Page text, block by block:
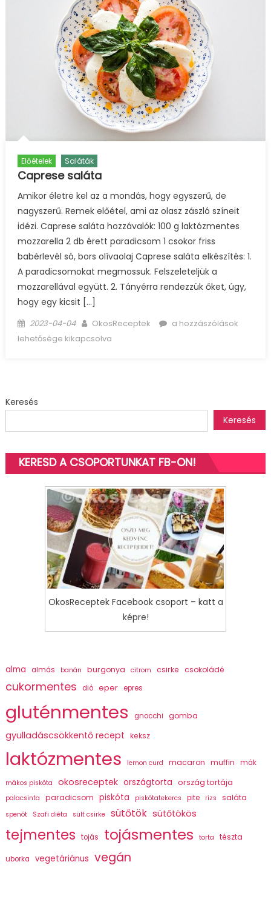
Előételek Saláták
Caprese saláta
Amikor életre kel az a mondás, hogy egyszerű, de
nagyszerű. Remek előétel, ami az olasz zászló színeit
idézi. Caprese saláta hozzávalók: 100 g laktózmentes
mozzarella 2 db érett paradicsom 1 csokor friss
babérlevél só, bors olívaolaj Caprese saláta elkészítés: 1.
A paradicsomokat megmossuk. Felszeleteljük a
mozzarellával együtt. 2. Tányérra rendezzük őket, úgy,
hogy egy kicsit […]
Posted
on
2023-04-04 Author
OkosReceptek
Caprese
a hozzászólások
lehetősége kikapcsolva
Keresés
Keresés
KERESD A CSOPORTUNKAT FB-ON!
OkosReceptek Facebook csoport – katt a
képre!
alma almás banán burgonya citrom csirke csokoládé
cukormentes dió eper epres
gluténmentes gnocchi gomba
gyulladáscsökkentő recept keksz
laktózmentes lemon curd macaron muffin mák
mákos piskóta okosreceptek országtorta ország tortája
palacsinta paradicsom piskóta piskótatekercs pite rizs saláta
spenót Szafi diéta sült csirke sütőtök sütőtökös
tejmentes tojás tojásmentes torta tészta
uborka vegetáriánus vegán